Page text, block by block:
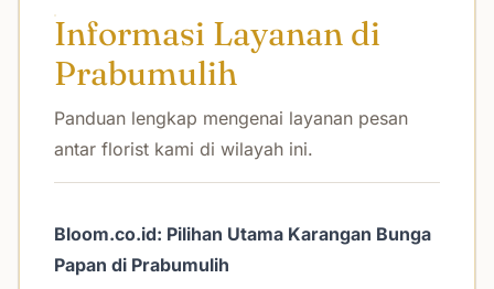
Informasi Layanan di
Prabumulih
Panduan lengkap mengenai layanan pesan
antar florist kami di wilayah ini.
Bloom.co.id: Pilihan Utama Karangan Bunga
Papan di Prabumulih